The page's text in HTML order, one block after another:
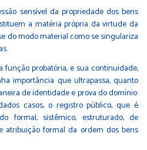
sensível da propriedade dos bens
a matéria própria da virtude da
do modo material como se singulariza
função probatória, e sua continuidade,
importância que ultrapassa, quanto
de identidade e prova do domínio:
casos, o registro público, que é
formal, sistêmico, estruturado, de
atribuição formal da ordem dos bens